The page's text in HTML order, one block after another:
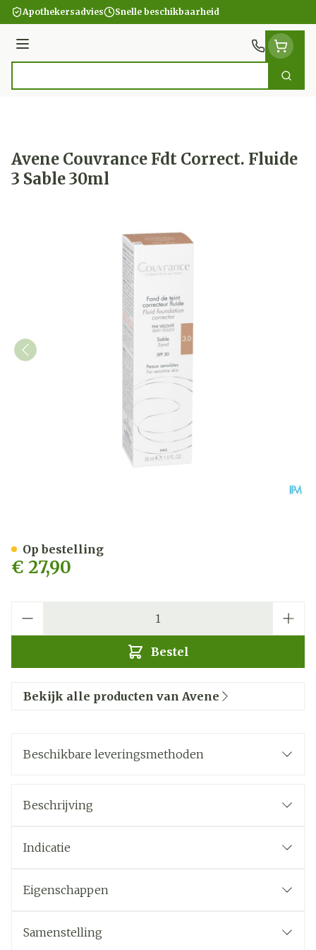
Ga naar de inhoud
Apothekersadvies Snelle beschikbaarheid
Menu
Zoek
Avene Couvrance Fdt Correct. Fluide
3 Sable 30ml
€ 27,90
Bestel
Op bestelling
Bekijk alle producten van Avene
Beschikbare leveringsmethoden
Beschrijving
Indicatie
Eigenschappen
Samenstelling